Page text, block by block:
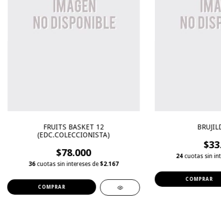
FRUITS BASKET 12
(EDC.COLECCIONISTA)
$78.000
36 cuotas sin intereses de$2.167
24 cuotas sin